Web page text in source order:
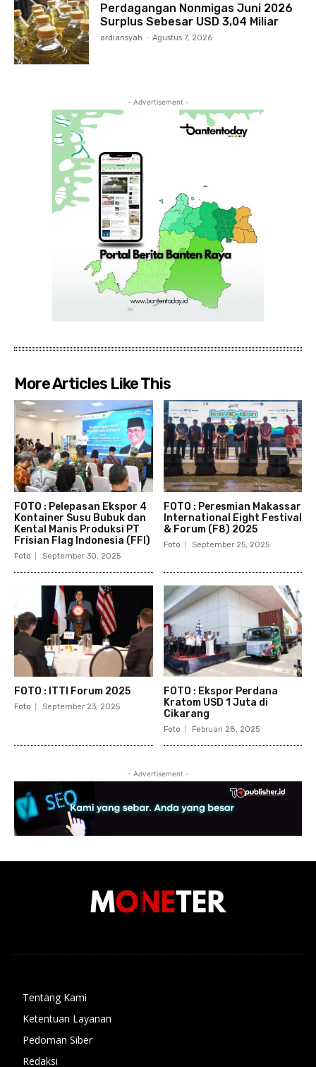
Perdagangan Nonmigas Juni 2026
Surplus Sebesar USD 3,04 Miliar
ardiansyah - Agustus 7, 2026
- Advertisement -
More Articles Like This
FOTO : Pelepasan Ekspor 4
Kontainer Susu Bubuk dan
Kental Manis Produksi PT
Frisian Flag Indonesia (FFI)
Foto September 30, 2025
FOTO : Peresmian Makassar
International Eight Festival
& Forum (F8) 2025
Foto September 25, 2025
FOTO : ITTI Forum 2025
Foto September 23, 2025
FOTO : Ekspor Perdana
Kratom USD 1 Juta di
Cikarang
Foto Februari 28, 2025
- Advertisement -
Tentang Kami
Ketentuan Layanan
Pedoman Siber
Redaksi